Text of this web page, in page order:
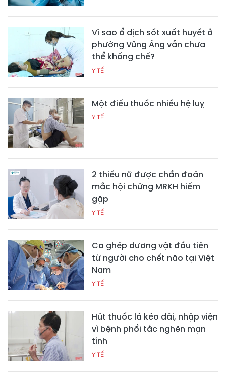
Vì sao ổ dịch sốt xuất huyết ở
phường Vũng Áng vẫn chưa
thể khống chế?
Y TẾ
Một điếu thuốc nhiều hệ luỵ
Y TẾ
2 thiếu nữ được chẩn đoán
mắc hội chứng MRKH hiếm
gặp
Y TẾ
Ca ghép dương vật đầu tiên
từ người cho chết não tại Việt
Nam
Y TẾ
Hút thuốc lá kéo dài, nhập viện
vì bệnh phổi tắc nghẽn mạn
tính
Y TẾ